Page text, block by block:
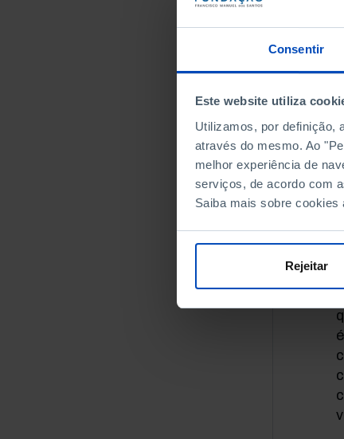
Consentir
Este website utiliza
Utilizamos, por definição,
através do mesmo. Ao
melhor experiência de
serviços, de acordo com
Saiba mais sobre
Rejeitar